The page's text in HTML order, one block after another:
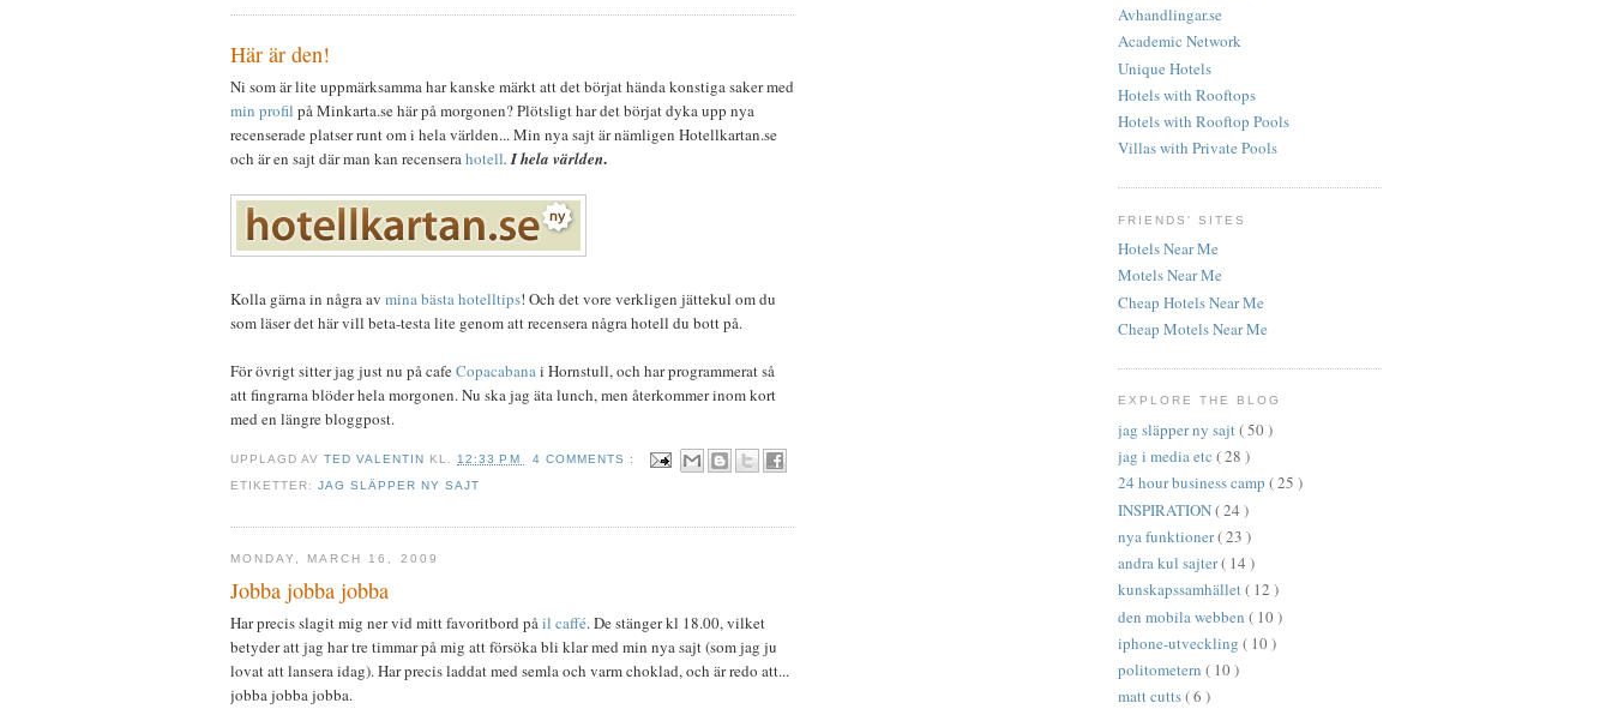
Här är den!
Ni som är lite uppmärksamma har kanske märkt att det börjat hända konstiga saker med
min profil på Minkarta.se här på morgonen? Plötsligt har det börjat dyka upp nya
recenserade platser runt om i hela världen... Min nya sajt är nämligen Hotellkartan.se
och är en sajt där man kan recenserahotell.I hela världen.
Kolla gärna in några av mina bästa hotelltips! Och det vore verkligen jättekul om du
som läser det här vill beta-testa lite genom att recensera några hotell du bott på.
För övrigt sitter jag just nu på cafeCopacabanai Hornstull, och har programmerat så
att fingrarna blöder hela morgonen. Nu ska jag äta lunch, men återkommer inom kort
med en längre bloggpost.
UPPLAGD AVTED VALENTIN KL. 12:33 PM
4 COMMENTS :
ETIKETTER:JAG SLÄPPER NY SAJT
MONDAY, MARCH 16, 2009
Jobba jobba jobba
Har precis slagit mig ner vid mitt favoritbord påil caffé. De stänger kl 18.00, vilket
betyder att jag har tre timmar på mig att försöka bli klar med min nya sajt (som jag ju
lovat att lansera idag). Har precis laddat med semla och varm choklad, och är redo att...
jobba jobba jobba.
Avhandlingar.se
Academic Network
Unique Hotels
Hotels with Rooftops
Hotels with Rooftop Pools
Villas with Private Pools
FRIENDS' SITES
Hotels Near Me
Motels Near Me
Cheap Hotels Near Me
Cheap Motels Near Me
EXPLORE THE BLOG
jag släpper ny sajt( 50 )
jag i media etc ( 28 )
24 hour business camp ( 25 )
INSPIRATION( 24 )
nya funktioner( 23 )
andra kul sajter( 14 )
kunskapssamhället( 12 )
den mobila webben ( 10 )
iphone-utveckling ( 10 )
politometern ( 10 )
matt cutts( 6 )